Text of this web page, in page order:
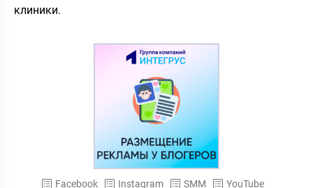
клиники.
Facebook Instagram SMM
YouTube